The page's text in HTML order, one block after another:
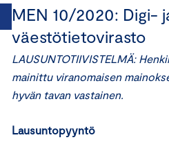
MEN 10/2020: Digi-
väestötietovirasto
LAUSUNTOTIIVISTELMÄ:
mainittu viranomaisen
hyvän tavan vastainen.
Lausuntopyyntö